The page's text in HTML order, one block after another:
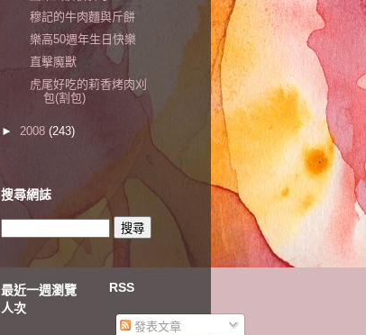
穆記的牛肉麵與斤餅
樂高50週年生日快樂
直擊魔獸
虎尾好吃的莉香烤肉刈
包(割包)
► 2008 (243)
搜尋網誌
最近一週瀏覽
人次
RSS
發表文章